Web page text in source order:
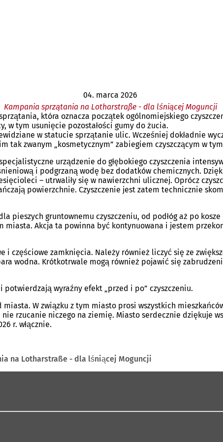
04. marca 2026
Kampania sprzątania na Lotharstraße - dla lśniącej Moguncji
która oznacza początek ogólnomiejskiego
w tym usunięcie pozostałości gumy do żucia.
w statucie sprzątanie ulic. Wcześniej dokładnie
tak zwanym „kosmetycznym” zabiegiem czyszczącym w
urządzenie do głębokiego czyszczenia
i podgrzaną wodę bez dodatków chemicznych.
– utrwaliły się w nawierzchni ulicznej. Oprócz
powierzchnie. Czyszczenie jest zatem technicznie
pieszych gruntownemu czyszczeniu, od podłóg aż po
Akcja ta powinna być kontynuowana i jestem
częściowe zamknięcia. Należy również liczyć się ze
wodna. Krótkotrwale mogą również pojawić się
wyraźny efekt „przed i po” czyszczeniu.
W związku z tym miasto prosi wszystkich
rzucanie niczego na ziemię. Miasto serdecznie dziękuje
r. włącznie.
na Lotharstraße - dla lśniącej Moguncji